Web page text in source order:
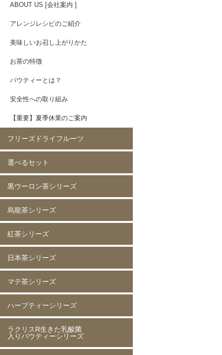
ABOUT US [会社案内 ]
アレンジレシピのご紹介
美味しいお召し上がりかた
お茶の特徴
パウティーとは？
安全性への取り組み
【重要】夏季休業のご案内
フリーズドライフルーツ
イチゴ(5mm)60g
イチゴ(5mm)200g
イチゴ(8mm)200g
フレーズホール50g
フレーズホール150g
イチゴスライス
バナナ60g
バナナ200g
マンゴー60g
マンゴー200g
ラズベリー60g
ラズベリー200g
黄桃60g
黄桃200g
コーン200g
選べるセット
選べる 2種類
黒ウーロン茶シリーズ
黒ウーロン茶 80g
黒ウーロン茶 250g
黒ウーロン茶 1kg
ジャスミンが香る
黒ウーロン茶 80g
ジャスミンが香る
黒ウーロン茶 250g
ジャスミンが香る
黒ウーロン茶 1kg
ピーチ黒ウーロン茶 80g
ピーチ黒ウーロン茶 250g
バニラ黒ウーロン茶 80g
アセロラ黒ウーロン茶 80g
烏龍茶シリーズ
烏龍茶 80g
烏龍茶 250g
烏龍茶 1kg
ピーチ烏龍茶 80g
カシス烏龍茶 80g
アップル烏龍茶 80g
マスカット烏龍茶 80g
紅茶シリーズ
ストレート紅茶 無糖 80g
ストレート紅茶 無糖 250g
ストレート紅茶 無糖 1kg
アールグレイ紅茶 80g
アールグレイ紅茶 250g
レモンティー 80g
レモンティー 250g
キャラメルティー 80g
キャラメルティー 250g
アップルティー 80g
アップルティー 250g
トロピカルティー 250g
ストロベリーティー 250g
日本茶シリーズ
緑茶 80g
緑茶 250g
緑茶 1kg
香りほうじ茶 80g
ほうじ茶 250g
香り麦茶 80g
麦茶 250g
香ばしい麦茶 1kg
抹茶入り玄米茶 80g
玄米茶 250g
マテ茶シリーズ
ローストマテ茶 80g
ローストマテ茶 250g
コーヒー風味マテ茶 80g
コーヒー風味マテ茶 250g
ミントマテ茶 80g
ミントマテ茶 250g
オレンジマテ茶 80g
レモンマテ茶 80g
ハーブティーシリーズ
ジャスミン茶 80g
ジャスミン茶 250g
ルイボスティー 50g
ルイボスティー 250g
ラクリスR生きた乳酸菌
入りパウティーシリーズ